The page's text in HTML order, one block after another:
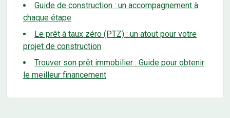
Guide de construction : un accompagnement à
chaque étape
Le prêt à taux zéro (PTZ) : un atout pour votre
projet de construction
Trouver son prêt immobilier : Guide pour obtenir
le meilleur financement